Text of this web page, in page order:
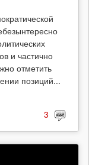
и частично
отметить
позиций...
3